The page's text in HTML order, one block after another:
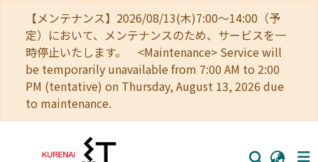
【メンテナンス】2026/08/13(木)7:00～14:00（予
定）において、メンテナンスのため、サービスを一
時停止いたします。 <Maintenance> Service will
be temporarily unavailable from 7:00 AM to 2:00
PM (tentative) on Thursday, August 13, 2026 due
to maintenance.